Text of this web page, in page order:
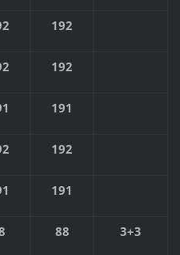
192
192
191
192
191
88 3+3